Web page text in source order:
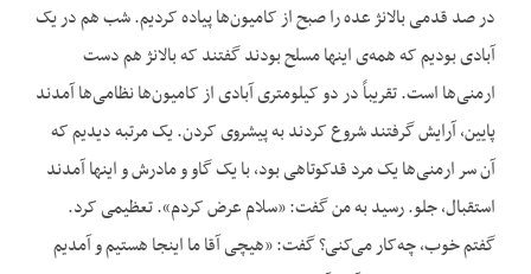
در صد قدمی بالانژ عده را صبح از کامیون‌ها پیاده کردیم. شب هم در یک
آبادی بودیم که همه‌ی اینها مسلح بودند گفتند که بالانژ هم دست
ارمنی‌ها است. تقریباً در دو کیلومتری آبادی از کامیون‌ها نظامی‌ها آمدند
پایین، آرایش گرفتند شروع کردند به پیشروی کردن. یک مرتبه دیدیم که
آن سر ارمنی‌ها یک مرد قدکوتاهی بود، با یک گاو و مادرش و اینها آمدند
استقبال، جلو. رسید به من گفت: «سلام عرض کردم». تعظیمی کرد.
گفتم خوب، چه‌کار می‌کنی؟ گفت: «هیچی آقا ما اینجا هستیم و آمدیم